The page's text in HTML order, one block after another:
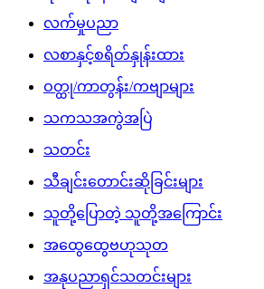
လက်မှုပညာ
လစာနှင့်စရိတ်နှုန်းထား
ဝတ္ထု/ကာတွန်း/ကဗျာများ
သကသအကွဲအပြဲ
သတင်း
သီချင်းတောင်းဆိုခြင်းများ
သူတို့ပြောတဲ့ သူတို့အကြောင်း
အထွေထွေဗဟုသုတ
အနုပညာရှင်သတင်းများ